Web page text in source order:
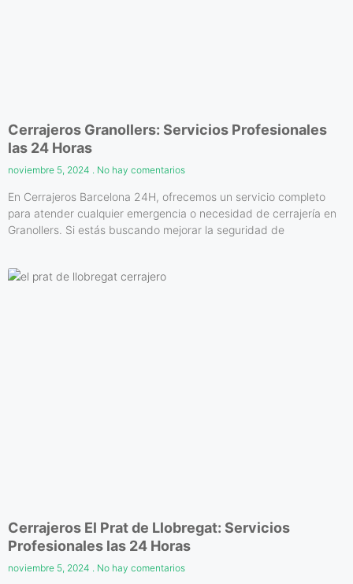
Cerrajeros Granollers: Servicios Profesionales
las 24 Horas
noviembre 5, 2024 No hay comentarios
En Cerrajeros Barcelona 24H, ofrecemos un servicio completo
para atender cualquier emergencia o necesidad de cerrajería en
Granollers. Si estás buscando mejorar la seguridad de
Cerrajeros El Prat de Llobregat: Servicios
Profesionales las 24 Horas
noviembre 5, 2024 No hay comentarios